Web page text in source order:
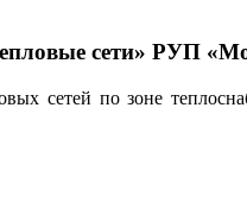
сети» РУП
сетей по зоне